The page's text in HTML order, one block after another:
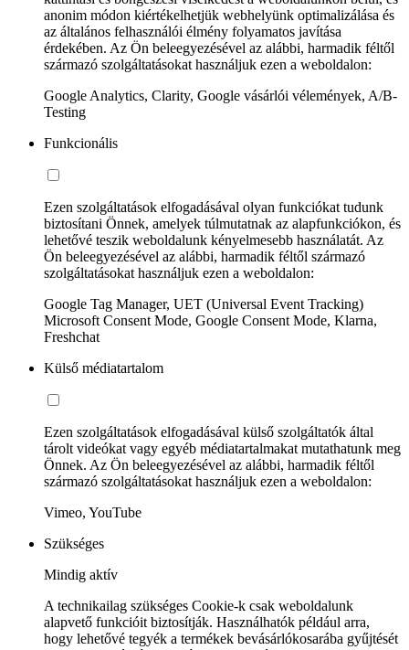
anonim módon kiértékelhetjük webhelyünk optimalizálása és
az általános felhasználói élmény folyamatos javítása
érdekében. Az Ön beleegyezésével az alábbi, harmadik féltől
származó szolgáltatásokat használjuk ezen a weboldalon:
Google Analytics, Clarity, Google vásárlói vélemények, A/B-
Testing
Funkcionális
Ezen szolgáltatások elfogadásával olyan funkciókat tudunk
biztosítani Önnek, amelyek túlmutatnak az alapfunkciókon, és
lehetővé teszik weboldalunk kényelmesebb használatát. Az
Ön beleegyezésével az alábbi, harmadik féltől származó
szolgáltatásokat használjuk ezen a weboldalon:
Google Tag Manager, UET (Universal Event Tracking)
Microsoft Consent Mode, Google Consent Mode, Klarna,
Freshchat
Külső médiatartalom
Ezen szolgáltatások elfogadásával külső szolgáltatók által
tárolt videókat vagy egyéb médiatartalmakat mutathatunk meg
Önnek. Az Ön beleegyezésével az alábbi, harmadik féltől
származó szolgáltatásokat használjuk ezen a weboldalon:
Vimeo, YouTube
Szükséges
Mindig aktív
A technikailag szükséges Cookie-k csak weboldalunk
alapvető funkcióit biztosítják. Használhatók például arra,
hogy lehetővé tegyék a termékek bevásárlókosarába gyűjtését